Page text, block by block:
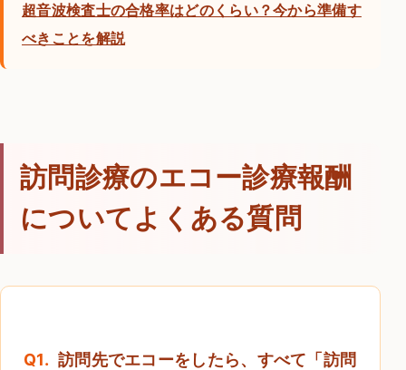
超音波検査士の合格率はどのくらい？今から準備す
べきことを解説
訪問診療のエコー診療報酬
についてよくある質問
Q1. 訪問先でエコーをしたら、すべて「訪問